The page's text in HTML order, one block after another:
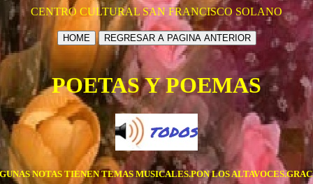
CENTRO CULTURAL SAN FRANCISCO SOLANO
HOME REGRESAR A PAGINA ANTERIOR
POETAS Y POEMAS
NOTAS TIENEN TEMAS MUSICALES.PON LOS